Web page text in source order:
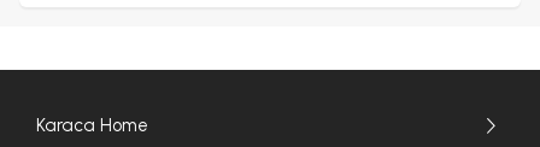
Karaca Home